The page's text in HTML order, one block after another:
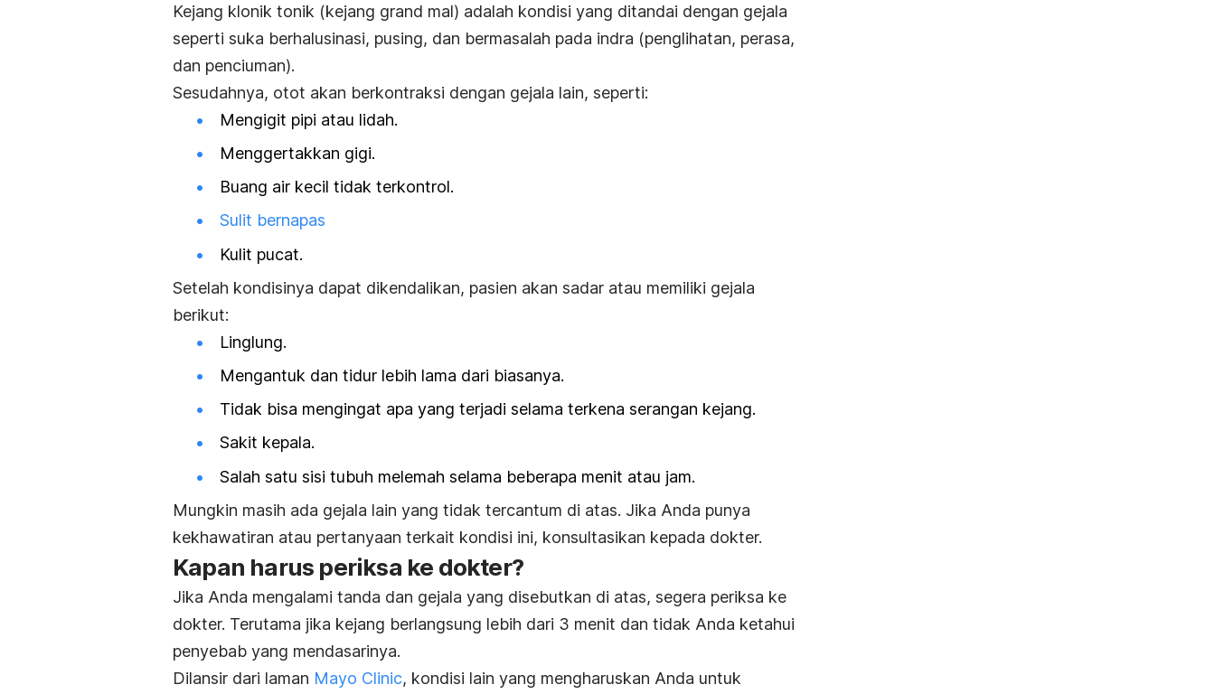
Kejang klonik tonik (kejang grand mal) adalah kondisi yang ditandai dengan gejala
seperti suka berhalusinasi, pusing, dan bermasalah pada indra (penglihatan, perasa,
dan penciuman).
Sesudahnya, otot akan berkontraksi dengan gejala lain, seperti:
Mengigit pipi atau lidah.
Menggertakkan gigi.
Buang air kecil tidak terkontrol.
Sulit bernapas
Kulit pucat.
Setelah kondisinya dapat dikendalikan, pasien akan sadar atau memiliki gejala
berikut:
Linglung.
Mengantuk dan tidur lebih lama dari biasanya.
Tidak bisa mengingat apa yang terjadi selama terkena serangan kejang.
Sakit kepala.
Salah satu sisi tubuh melemah selama beberapa menit atau jam.
Mungkin masih ada gejala lain yang tidak tercantum di atas. Jika Anda punya
kekhawatiran atau pertanyaan terkait kondisi ini, konsultasikan kepada dokter.
Kapan harus periksa ke dokter?
Jika Anda mengalami tanda dan gejala yang disebutkan di atas, segera periksa ke
dokter. Terutama jika kejang berlangsung lebih dari 3 menit dan tidak Anda ketahui
penyebab yang mendasarinya.
Dilansir dari laman Mayo Clinic, kondisi lain yang mengharuskan Anda untuk